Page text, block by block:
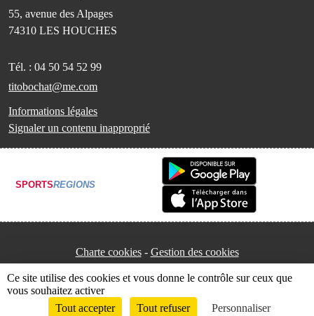
55, avenue des Alpages
74310 LES HOUCHES
Tél. : 04 50 54 52 99
titobochat@me.com
Informations légales
Signaler un contenu inapproprié
SPORTSREGIONS
Charte cookies Gestion des cookies
Envie de participer ? Connexion
Ce site utilise des cookies et vous donne le contrôle sur ceux que
vous souhaitez activer
Tout accepter
Tout refuser Personnaliser